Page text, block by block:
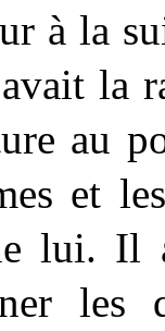
à la
la
au
et
lui. Il
les